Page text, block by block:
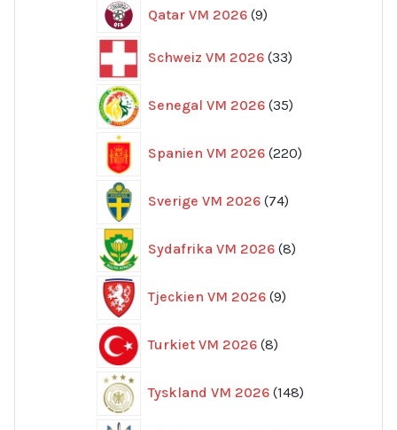
Qatar VM 2026 99
Schweiz VM 2026 33
produkter
Senegal VM 2026 35
produkter
Spanien VM 2026 220
produkter
Sverige VM 2026 74
produkter
Sydafrika VM 2026 8
produkter
Tjeckien VM 2026 9
produkter
Turkiet VM 2026 8
produkter
Tyskland VM 2026 148
produkter